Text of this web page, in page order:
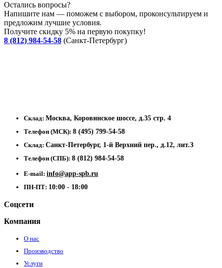
Остались вопросы?
Напишите нам — поможем с выбором, проконсультируем и
предложим лучшие условия.
Получите скидку 5% на первую покупку!
8 (812) 984-54-58 (Санкт-Петербург)
Склад: Москва, Коровинское шоссе, д.35 стр. 4
Телефон (МСК): 8 (495) 799-54-58
Склад: Санкт-Петербург, 1-й Верхний пер., д.12, лит.З
Телефон (СПБ): 8 (812) 984-54-58
E-mail: info@app-spb.ru
ПН-ПТ: 10:00 - 18:00
Соцсети
Компания
О нас
Производство
Услуги